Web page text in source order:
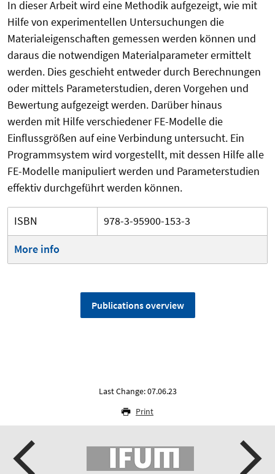
In dieser Arbeit wird eine Methodik aufgezeigt, wie mit
Hilfe von experimentellen Untersuchungen die
Materialeigenschaften gemessen werden können und
daraus die notwendigen Materialparameter ermittelt
werden. Dies geschieht entweder durch Berechnungen
oder mittels Parameterstudien, deren Vorgehen und
Bewertung aufgezeigt werden. Darüber hinaus
werden mit Hilfe verschiedener FE-Modelle die
Einflussgrößen auf eine Verbindung untersucht. Ein
Programmsystem wird vorgestellt, mit dessen Hilfe alle
FE-Modelle manipuliert werden und Parameterstudien
effektiv durchgeführt werden können.
ISBN
978-3-95900-153-3
More info
Publications overview
Last Change: 07.06.23
Print